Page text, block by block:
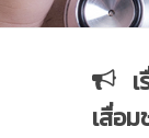
เสื่อ